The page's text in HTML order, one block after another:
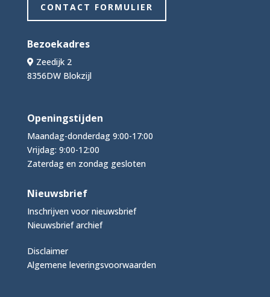
CONTACT FORMULIER
Bezoekadres
Zeedijk 2
8356DW Blokzijl
Openingstijden
Maandag-donderdag 9:00-17:00
Vrijdag: 9:00-12:00
Zaterdag en zondag gesloten
Nieuwsbrief
Inschrijven voor nieuwsbrief
Nieuwsbrief archief
Disclaimer
Algemene leveringsvoorwaarden